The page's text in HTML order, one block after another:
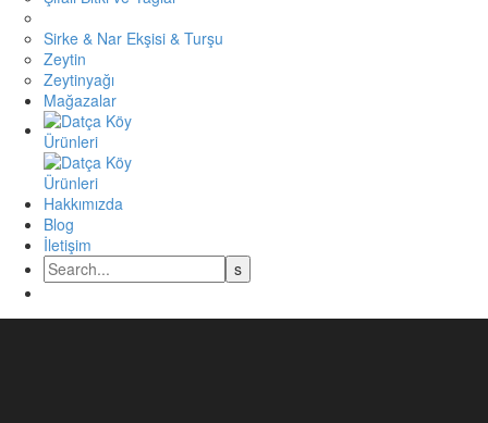
Sirke & Nar Ekşisi & Turşu
Zeytin
Zeytinyağı
Mağazalar
Hakkımızda
Blog
İletişim